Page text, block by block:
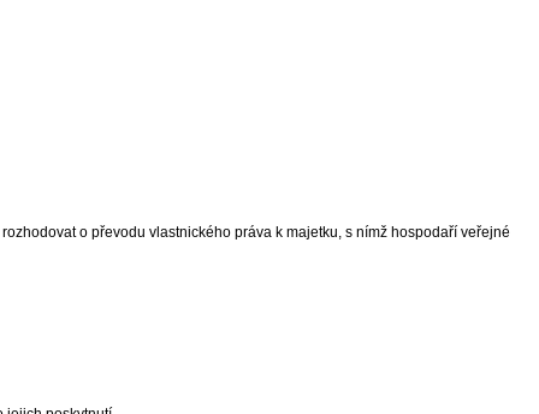
o převodu vlastnického práva k majetku, s nímž hospodaří veřejné